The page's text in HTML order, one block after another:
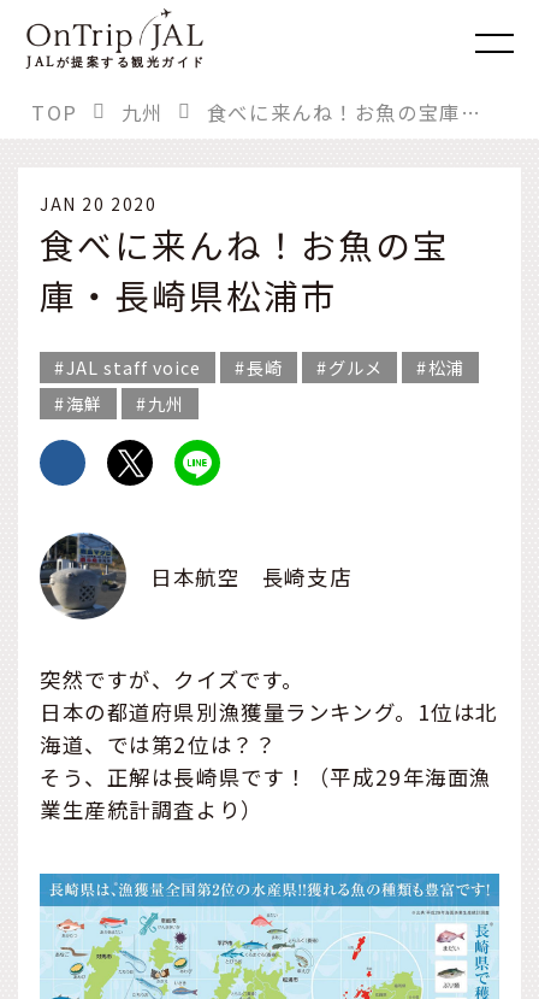
JALが提案する観光ガイド
TOP 九州 食べに来んね！お魚の宝庫・長崎県松浦市
JAN 20 2020
食べに来んね！お魚の宝
庫・長崎県松浦市
JAL staff voice 長崎 グルメ
松浦
海鮮
九州
日本航空 長崎支店
突然ですが、クイズです。
日本の都道府県別漁獲量ランキング。1位は北
海道、では第2位は？？
そう、正解は長崎県です！（平成29年海面漁
業生産統計調査より）